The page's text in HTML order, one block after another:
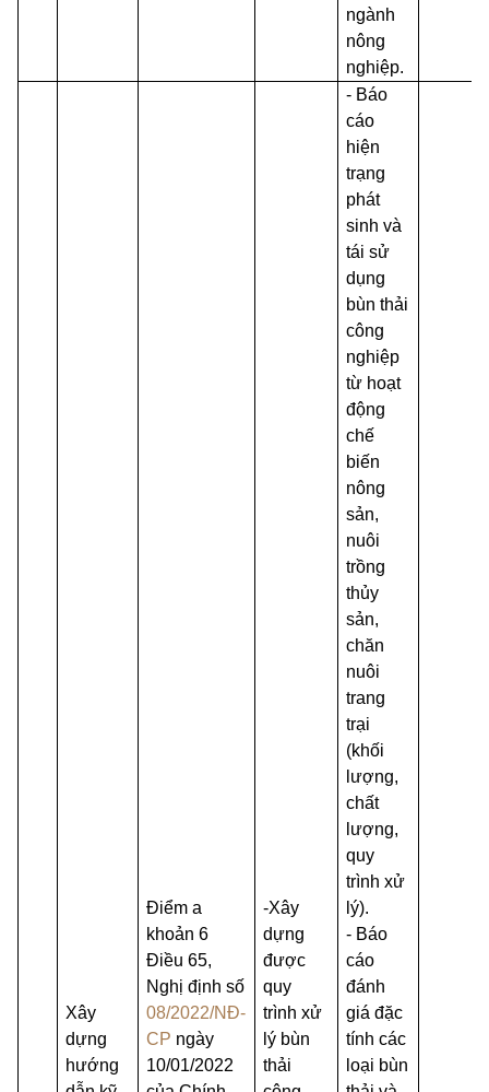
ngành
nông
nghiệp.
Xây
dựng
hướng
Điểm a
khoản 6
Điều 65,
Nghị định số
08/2022/NĐ-
CP ngày
10/01/2022
-Xây
dựng
được
quy
trình xử
lý bùn
thải
- Báo
cáo
hiện
trạng
phát
sinh và
tái sử
dụng
bùn thải
công
nghiệp
từ hoạt
động
chế
biến
nông
sản,
nuôi
trồng
thủy
sản,
chăn
nuôi
trang
trại
(khối
lượng,
chất
lượng,
quy
trình xử
lý).
- Báo
cáo
đánh
giá đặc
tính các
loại bùn